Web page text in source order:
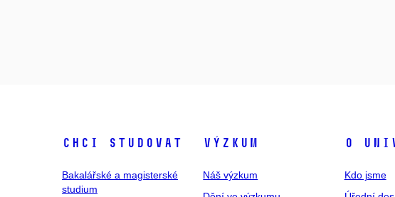
Chci studovat
Bakalářské a magisterské
studium
Výzkum
Náš výzkum
O
Kdo jsme